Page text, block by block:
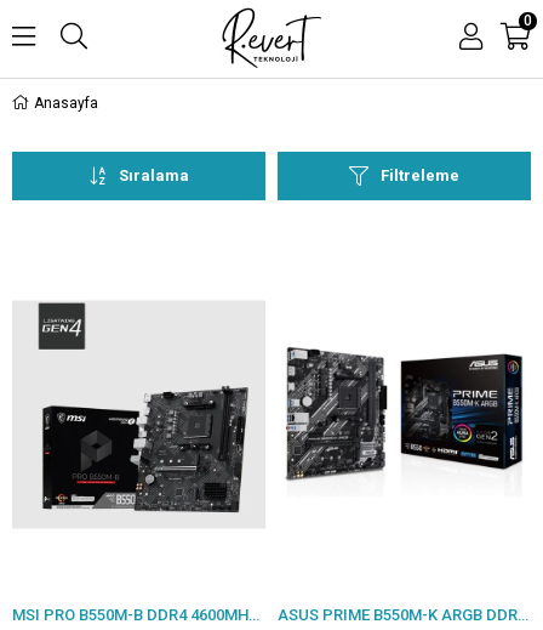
0
Anasayfa
Filtreleme
Sıralama
MSI PRO B550M-B DDR4 4600MHZ 1XHDMI 2XM.2 MATX AM4 (AMD AM4 5000/5000G/4000G/3000/3000G SERİLERİ İLE UYUMLU) ASUS PRIME B550M-K ARGB DDR4 5100MHZ 1XHDMI 1XDP 2XM.2 USB 3.2 MATX AM4 (AMD AM4 5000/4000G/3000 SERİLERİ İLE UYUMLU)